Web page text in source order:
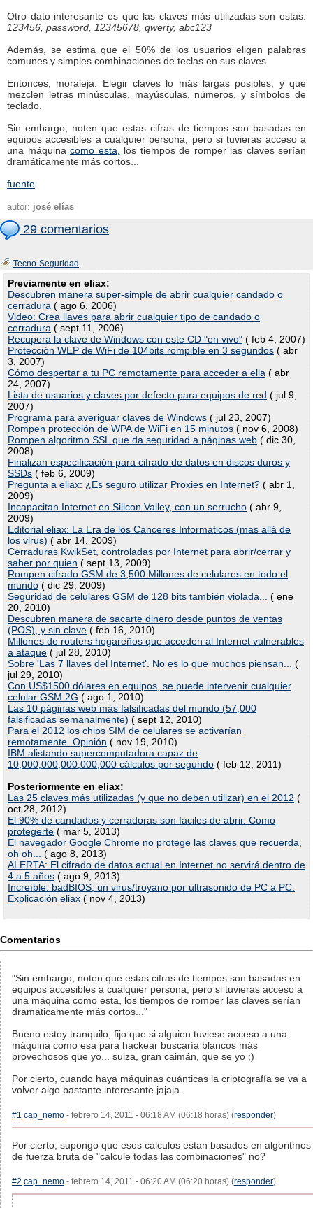
Otro dato interesante es que las claves más utilizadas son estas:
123456, password, 12345678, qwerty, abc123
Además, se estima que el 50% de los usuarios eligen palabras
comunes y simples combinaciones de teclas en sus claves.
Entonces, moraleja: Elegir claves lo más largas posibles, y que
mezclen letras minúsculas, mayúsculas, números, y símbolos de
teclado.
Sin embargo, noten que estas cifras de tiempos son basadas en
equipos accesibles a cualquier persona, pero si tuvieras acceso a
una máquina como esta,
los tiempos de romper las claves serían
dramáticamente más cortos...
fuente
autor: josé elías
29 comentarios
Tecno-Seguridad
Previamente en eliax:
Descubren manera super-simple de abrir cualquier candado o
cerradura ( ago 6, 2006)
Video: Crea llaves para abrir cualquier tipo de candado o
cerradura ( sept 11, 2006)
Recupera la clave de Windows con este CD "en vivo" ( feb 4, 2007)
Protección WEP de WiFi de 104bits rompible en 3 segundos ( abr
3, 2007)
Cómo despertar a tu PC remotamente para acceder a ella ( abr
24, 2007)
Lista de usuarios y claves por defecto para equipos de red ( jul 9,
2007)
Programa para averiguar claves de Windows ( jul 23, 2007)
Rompen protección de WPA de WiFi en 15 minutos ( nov 6, 2008)
Rompen algoritmo SSL que da seguridad a páginas web ( dic 30,
2008)
Finalizan especificación para cifrado de datos en discos duros y
SSDs ( feb 6, 2009)
Pregunta a eliax: ¿Es seguro utilizar Proxies en Internet? ( abr 1,
2009)
Incapacitan Internet en Silicon Valley, con un serrucho ( abr 9,
2009)
Editorial eliax: La Era de los Cánceres Informáticos (mas allá de
los virus) ( abr 14, 2009)
Cerraduras KwikSet, controladas por Internet para abrir/cerrar y
saber por quien ( sept 13, 2009)
Rompen cifrado GSM de 3,500 Millones de celulares en todo el
mundo ( dic 29, 2009)
Seguridad de celulares GSM de 128 bits también violada...
( ene
20, 2010)
Descubren manera de sacarte dinero desde puntos de ventas
(POS), y sin clave ( feb 16, 2010)
Millones de routers hogareños que acceden al Internet vulnerables
a ataque ( jul 28, 2010)
Sobre 'Las 7 llaves del Internet'. No es lo que muchos piensan...
(
jul 29, 2010)
Con US$1500 dólares en equipos, se puede intervenir cualquier
celular GSM 2G ( ago 1, 2010)
Las 10 páginas web más falsificadas del mundo (57,000
falsificadas semanalmente) ( sept 12, 2010)
Para el 2012 los chips SIM de celulares se activarían
remotamente. Opinión ( nov 19, 2010)
IBM alistando supercomputadora capaz de
10,000,000,000,000,000 cálculos por segundo ( feb 12, 2011)
Posteriormente en eliax:
Las 25 claves más utilizadas (y que no deben utilizar) en el 2012 (
oct 28, 2012)
El 90% de candados y cerradoras son fáciles de abrir. Como
protegerte ( mar 5, 2013)
El navegador Google Chrome no protege las claves que recuerda,
oh oh...
( ago 8, 2013)
ALERTA: El cifrado de datos actual en Internet no servirá dentro de
4 a 5 años ( ago 9, 2013)
Increíble: badBIOS, un virus/troyano por ultrasonido de PC a PC.
Explicación eliax ( nov 4, 2013)
Comentarios
"Sin embargo, noten que estas cifras de tiempos son basadas en
equipos accesibles a cualquier persona, pero si tuvieras acceso a
una máquina como esta, los tiempos de romper las claves serían
dramáticamente más cortos..."
Bueno estoy tranquilo, fijo que si alguien tuviese acceso a una
máquina como esa para hackear buscaría blancos más
provechosos que yo... suiza, gran caimán, que se yo ;)
Por cierto, cuando haya máquinas cuánticas la criptografía se va a
volver algo bastante interesante jajaja.
#1 cap_nemo - febrero 14, 2011 - 06:18 AM (06:18 horas) (responder)
Por cierto, supongo que esos cálculos estan basados en algoritmos
de fuerza bruta de "calcule todas las combinaciones" no?
#2 cap_nemo - febrero 14, 2011 - 06:20 AM (06:20 horas) (responder)